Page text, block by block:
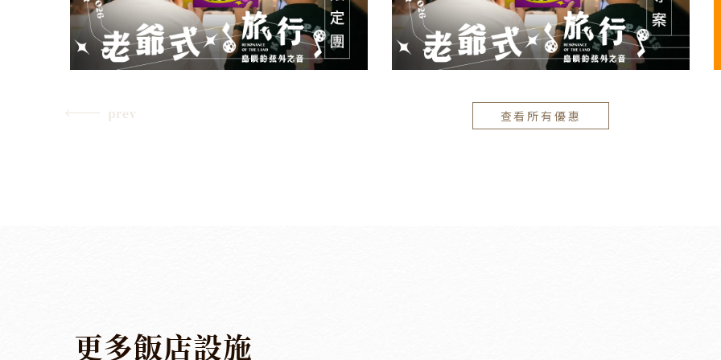
prev 查看所有優惠
更多飯店設施